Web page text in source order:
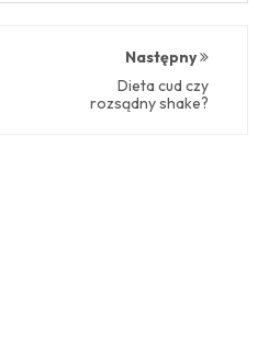
Następny
Dieta cud czy
rozsądny shake?